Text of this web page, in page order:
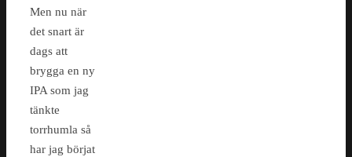
Men nu när
det snart är
dags att
brygga en ny
IPA som jag
tänkte
torrhumla så
har jag börjat